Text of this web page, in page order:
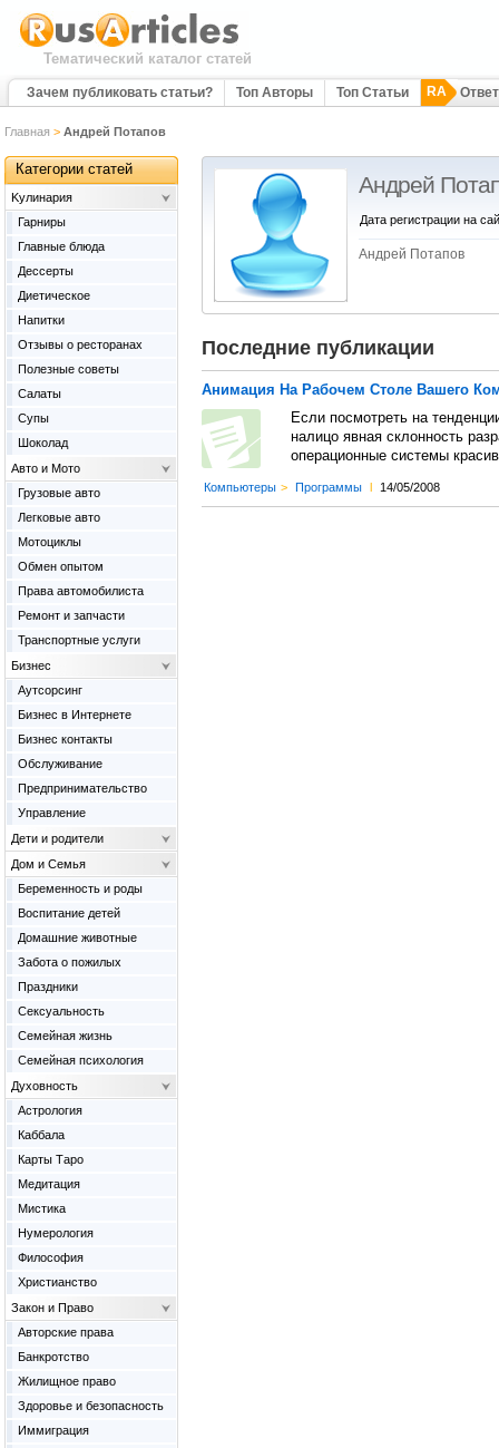
Тематический каталог статей
Зачем публиковать статьи? Топ Авторы Топ Статьи RA
Главная > Андрей Потапов
Андрей
Дата регистрации на
Андрей Потапов
Последние публикации
Анимация На Рабочем Столе Вашего
Если посмотреть на
налицо явная склонность
операционные системы
Компьютеры > Программы l 14/05/2008
Категории статей
Kулинария
Гарниры
Главные блюда
Дессерты
Диетическое
Напитки
Отзывы о ресторанах
Полезные советы
Салаты
Супы
Шоколад
Авто и Мото
Грузовые авто
Легковые авто
Мотоциклы
Обмен опытом
Права автомобилиста
Ремонт и запчасти
Транспортные услуги
Бизнес
Аутсорсинг
Бизнес в Интернете
Бизнес контакты
Обслуживание
Предпринимательство
Управление
Дети и родители
Дом и Семья
Беременность и роды
Воспитание детей
Домашние животные
Забота о пожилых
Праздники
Сексуальность
Семейная жизнь
Семейная психология
Духовность
Астрология
Каббала
Карты Таро
Медитация
Мистика
Нумерология
Философия
Христианство
Закон и Право
Авторские права
Банкротство
Жилищное право
Здоровье и безопасность
Иммиграция